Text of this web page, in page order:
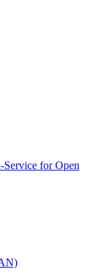
Service for Open